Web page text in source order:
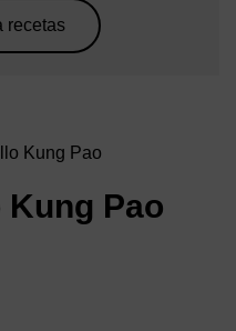
recetas
Kung Pao
Pao